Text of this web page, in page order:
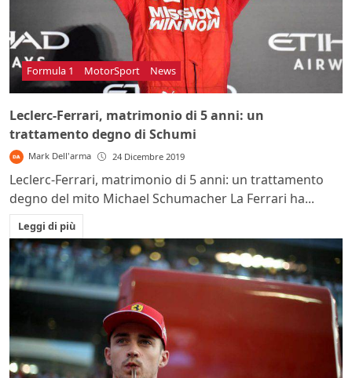
Formula 1 MotorSport News
Leclerc-Ferrari, matrimonio di 5 anni: un
trattamento degno di Schumi
Mark Dell'arma 24 Dicembre 2019
Leclerc-Ferrari, matrimonio di 5 anni: un trattamento
degno del mito Michael Schumacher La Ferrari ha...
Leggi di più